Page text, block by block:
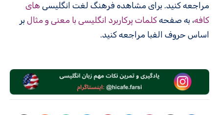
مراجعه کنید. برای مشاهده فرهنگ لغت انگلیسی های
کافه، به صفحه کلمات پرکاربرد انگلیسی با معنی و مثال بر
اساس حروف الفبا مراجعه کنید.